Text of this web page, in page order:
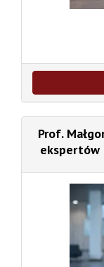
Prof.
ekspertów